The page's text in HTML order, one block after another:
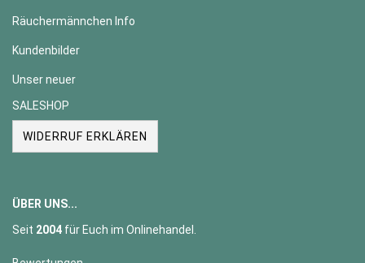
Räuchermännchen Info
Kundenbilder
Unser neuer
SALESHOP
WIDERRUF ERKLÄREN
ÜBER UNS...
Seit 2004 für Euch im Onlinehandel.